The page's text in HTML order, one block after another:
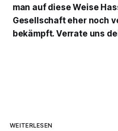
man auf diese Weise
Gesellschaft eher noch
bekämpft. Verrate uns
WEITERLESEN